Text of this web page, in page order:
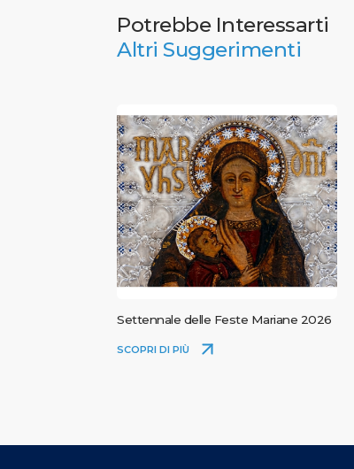
Potrebbe Interessarti
Altri Suggerimenti
Settennale delle Feste Mariane 2026
SCOPRI DI PIÙ